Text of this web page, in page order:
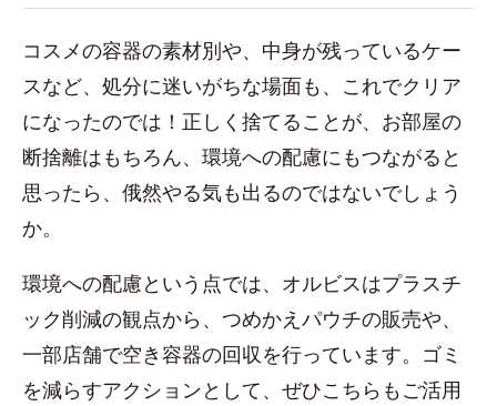
コスメの容器の素材別や、中身が残っているケー
スなど、処分に迷いがちな場面も、これでクリア
になったのでは！正しく捨てることが、お部屋の
断捨離はもちろん、環境への配慮にもつながると
思ったら、俄然やる気も出るのではないでしょう
か。
環境への配慮という点では、オルビスはプラスチ
ック削減の観点から、つめかえパウチの販売や、
一部店舗で空き容器の回収を行っています。ゴミ
を減らすアクションとして、ぜひこちらもご活用